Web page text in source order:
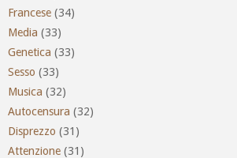
Francese (34)
Media (33)
Genetica (33)
Sesso (33)
Musica (32)
Autocensura (32)
Disprezzo (31)
Attenzione (31)